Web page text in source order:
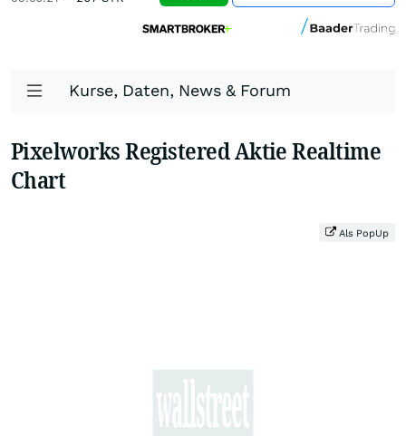
Kurse, Daten, News & Forum
Pixelworks Registered Aktie Realtime
Chart
Als PopUp